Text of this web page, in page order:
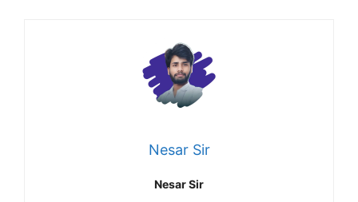
Nesar Sir
Nesar Sir